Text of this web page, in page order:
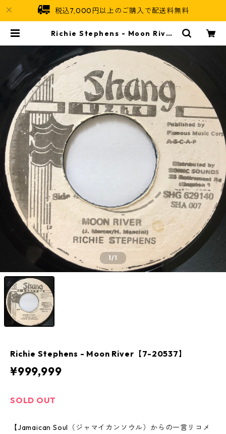
税込7,000円以上のご購入で配送料無料
Richie Stephens - Moon River
1/1
Richie Stephens - Moon River【7-20537】
¥999,999
SOLD OUT
【Jamaican Soul（ジャマイカンソウル）からの一言リコメ